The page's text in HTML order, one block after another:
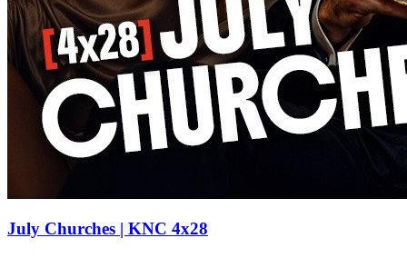
July Churches | KNC 4x28